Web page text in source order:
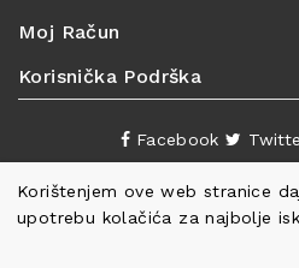
Korištenjem ove web stranice
upotrebu kolačića za najbolje
Moj Račun
Korisnička Podrška
Facebook